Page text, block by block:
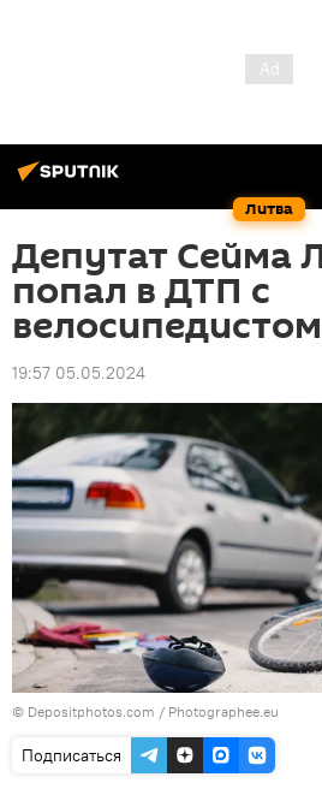
Литва
Депутат Сейма
попал в ДТП с
велосипедистом
19:57 05.05.2024
© Depositphotos.com / Photographee.eu
Подписаться